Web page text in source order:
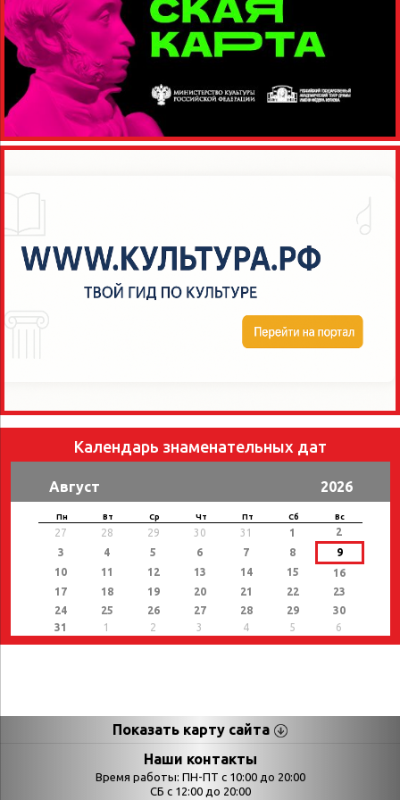
философия: Водолазкин
задает важные вопросы о
жизни, смерти и
человечности, заставляя
читателя задуматься о
Уникальный стиль: Автор
поэтичность, создавая
атмосферу, в которую
хочется погружаться
Современная...
Календарь знаменательных дат
Август 2026
Пн Вт Ср Чт Пт Сб Вс
27 28 29 30 31 1
2
3
4 5 6 7 8
9
10
11 12 13 14 15
16
17
18 19 20 21 22
23
24
25 26 27 28 29
30
31
1 2 3 4 5 6
Показать карту сайта
Страницы Категории
Выставки
Наши контакты
Время работы: ПН-ПТ с 10:00 до 20:00
СБ с 12:00 до 20:00